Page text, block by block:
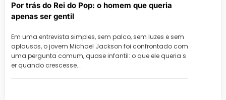
Por trás do Rei do Pop: o homem que queria
apenas ser gentil
Em uma entrevista simples, sem palco, sem luzes e sem
aplausos, o jovem Michael Jackson foi confrontado com
uma pergunta comum, quase infantil: o que ele queria s
er quando crescesse.…